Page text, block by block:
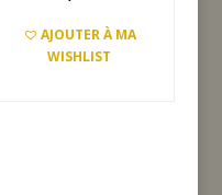
AJOUTER À MA
WISHLIST